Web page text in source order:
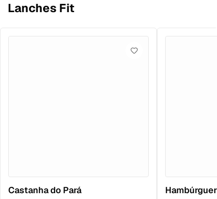
Lanches Fit
Castanha do Pará